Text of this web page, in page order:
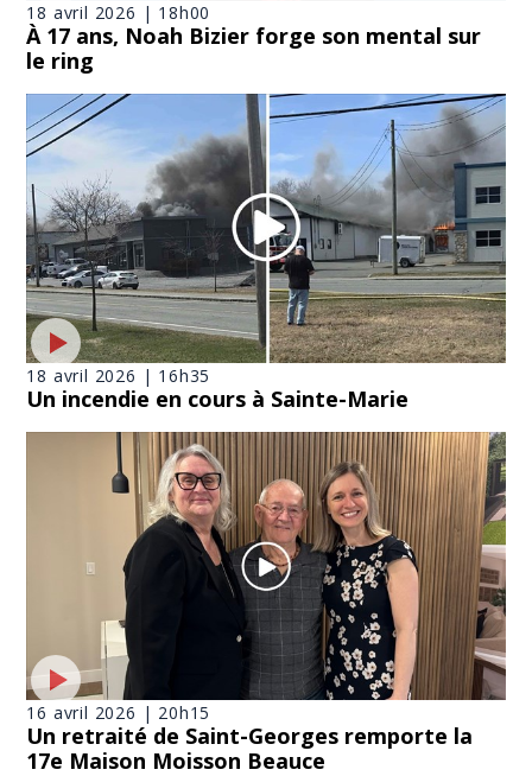
18 avril 2026 | 18h00
À 17 ans, Noah Bizier forge son mental sur
le ring
18 avril 2026 | 16h35
Un incendie en cours à Sainte-Marie
16 avril 2026 | 20h15
Un retraité de Saint-Georges remporte la
17e Maison Moisson Beauce